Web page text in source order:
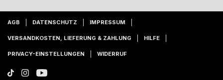
AGB DATENSCHUTZ IMPRESSUM
VERSANDKOSTEN, LIEFERUNG & ZAHLUNG HILFE
PRIVACY-EINSTELLUNGEN WIDERRUF